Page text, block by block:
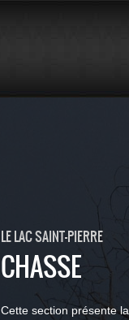
LE LAC SAINT-PIERRE
CHASSE
Cette section présente